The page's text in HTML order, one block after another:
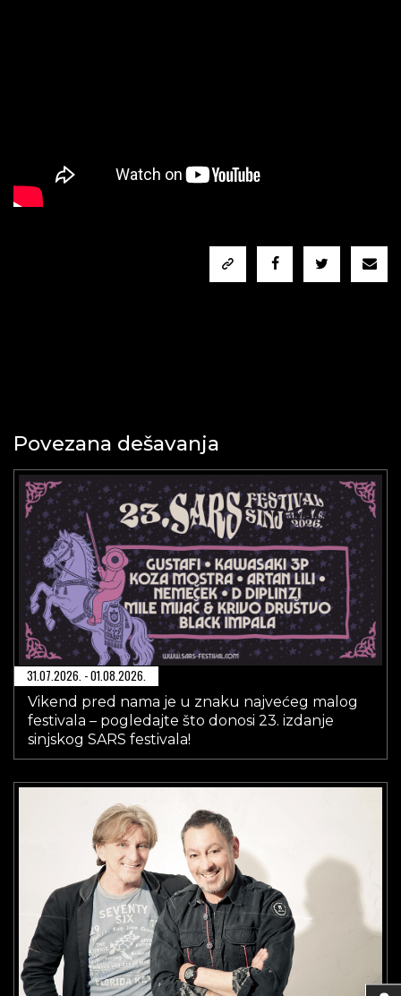
Povezana dešavanja
31.07.2026. - 01.08.2026.
Vikend pred nama je u znaku najvećeg malog
festivala – pogledajte što donosi 23. izdanje
sinjskog SARS festivala!